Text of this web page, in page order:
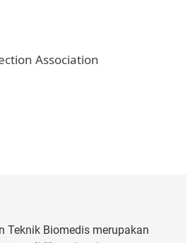
Association
Teknik Biomedis merupakan